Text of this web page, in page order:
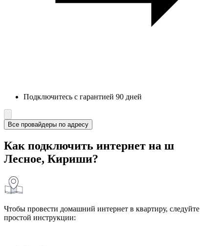
Подключитесь с гарантией 90 дней
Все провайдеры по адресу
Как подключить интернет на ш
Лесное, Кириши?
Чтобы провести домашний интернет в квартиру, следуйте
простой инструкции: